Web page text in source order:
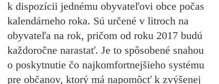
k dispozícii jednému obyvateľovi obce počas
kalendárneho roka. Sú určené v litroch na
obyvateľa na rok, pričom od roku 2017 budú
každoročne narastať. Je to spôsobené snahou
o poskytnutie čo najkomfortnejšieho systému
pre občanov, ktorý má napomôcť k zvýšenej